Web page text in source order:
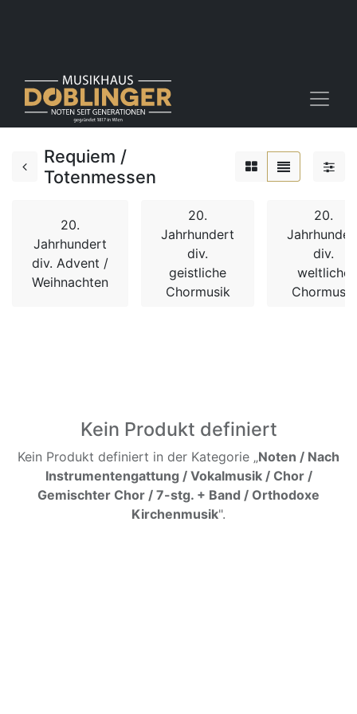
Requiem /
Totenmessen
20.
Jahrhundert
div. Advent /
Weihnachten
20.
Jahrhundert
div.
geistliche
Chormusik
20.
div.
weltliche
Chormusik
Kein Produkt definiert
Kein Produkt definiert in der Kategorie „Noten / Nach
Instrumentengattung / Vokalmusik / Chor /
Gemischter Chor / 7-stg. + Band / Orthodoxe
Kirchenmusik".